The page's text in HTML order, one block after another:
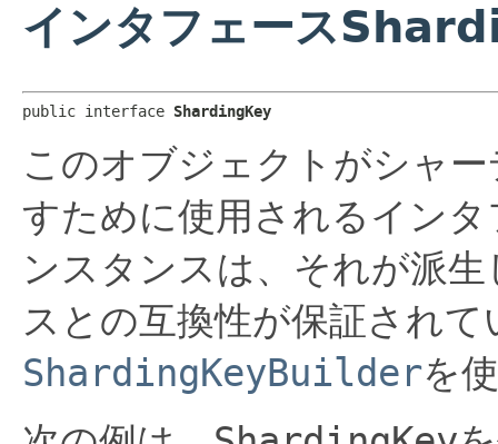
インタフェース
public interface ShardingKey
このオブジェクトがシャ
すために使用されるイン
ンスタンスは、それが派
スとの互換性が保証され
ShardingKeyBuilderを